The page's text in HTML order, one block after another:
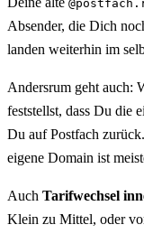
Absender, die Dich
landen weiterhin im
Andersrum geht auch:
feststellst, dass Du die
Du auf Postfach
eigene Domain ist
Auch Tarifwechsel
Klein zu Mittel, oder